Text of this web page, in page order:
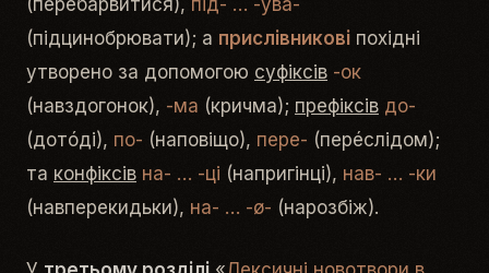
(підцинобрювати); а прислівникові похідні
утворено за допомогою суфіксів -ок
(навздогонок), -ма (кричма); префіксів до-
(дотóді), по- (наповіщо), пере- (перéслідом);
та конфіксів на- … -ці (напригінці), нав- … -ки
(навперекидьки), на- … -ø- (нарозбіж).